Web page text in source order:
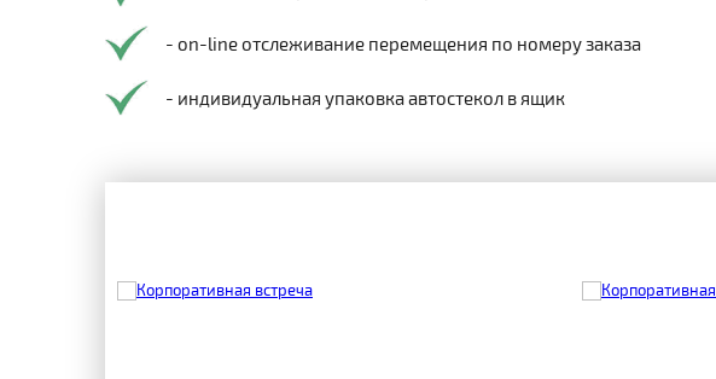
- on-line отслеживание перемещения по номеру заказа
- индивидуальная упаковка автостекол в ящик